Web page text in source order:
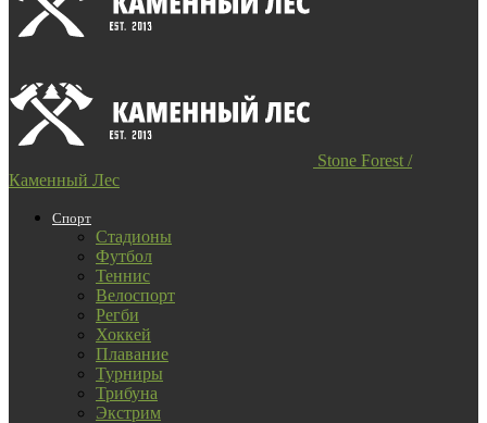
Stone Forest /
Каменный Лес
Спорт
Стадионы
Футбол
Теннис
Велоспорт
Регби
Хоккей
Плавание
Турниры
Трибуна
Экстрим